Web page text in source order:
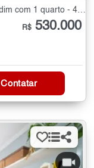
Apartamento à Venda na Vila Gomes Cardim com 1 quarto - 45 m²
R$ 530.000
Contatar